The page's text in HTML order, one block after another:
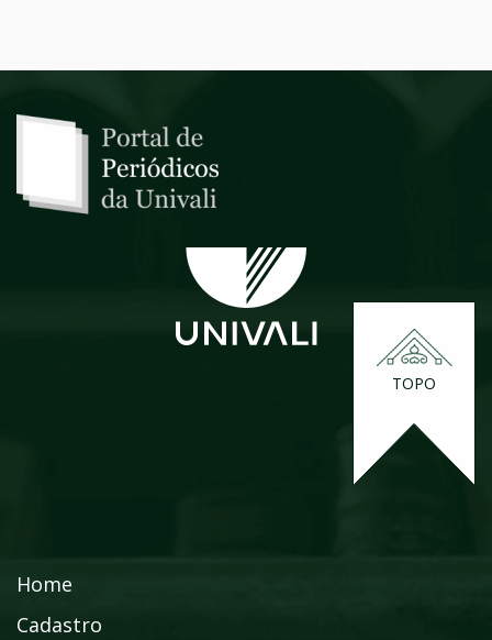
TOPO
Home
Cadastro